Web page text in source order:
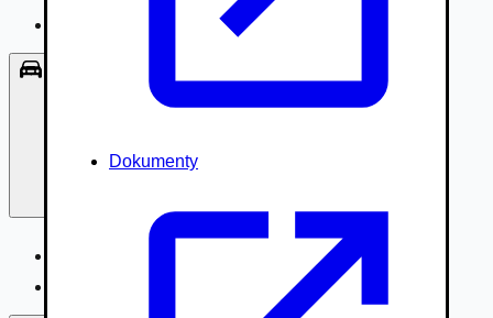
Dokumenty
Príslušenstvo, Oblečenie